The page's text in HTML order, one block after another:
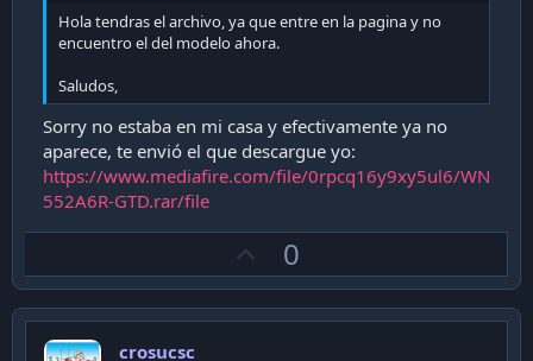
con el botón examinar y darle a aplicar, como experiencia
propia los cambios no se realizaron solo note que la
con el botón trasero y ya estaba cargado el firmware
original.
Como dato extra las opciones no me abrían en Google
Chrome así que utilice Firefox para configurarlo (la
aplicación para Android igual funciona)
Todo el procedimiento se ejecuto conectado en el puerto
LAN1 y con ip fija en el computador.
Nuevamente advierto que si se quieren arriesgar es bajo su
Ver adjunto 28795
Hola tendras el archivo, ya que entre en la pagina y no
encuentro el del modelo ahora.
Saludos,
Sorry no estaba en mi casa y efectivamente ya no
aparece, te envió el que descargue yo:
https://www.mediafire.com/file/0rpcq16y9xy5ul6/WN
552A6R-GTD.rar/file
p
v
0
crosucsc